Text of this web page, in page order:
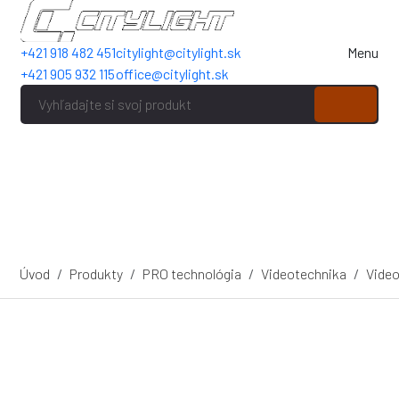
Menu
+421 918 482 451
+421 905 932 115
citylight@citylight.sk
office@citylight.sk
Úvod Produkty PRO technológia Videotechnika